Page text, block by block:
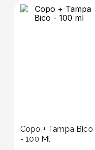
Copo + Tampa Bico
- 100 Ml